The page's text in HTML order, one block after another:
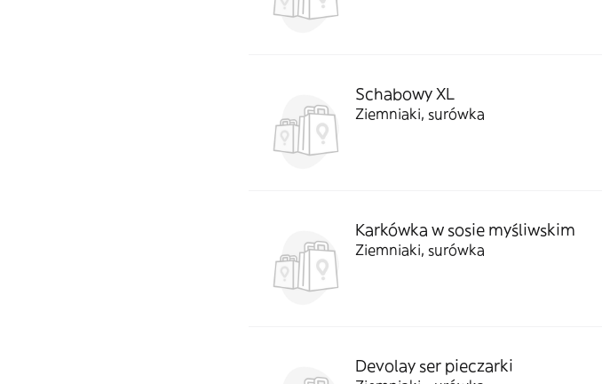
Schabowy XL
Ziemniaki, surówka
Karkówka w sosie myśliwskim
Ziemniaki, surówka
Devolay ser pieczarki